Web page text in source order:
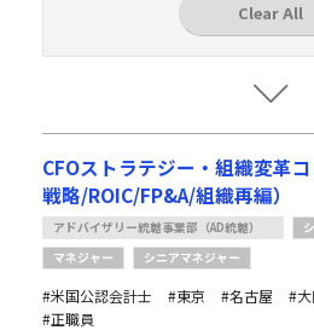
Clear All
CFOストラテジー・組織変革
戦略/ROIC/FP&A/組織再編）
アドバイザリー統轄事業部（AD統轄）
マネジャー
シニアマネジャー
#米国公認会計士 #東京 #名古屋 #
#正職員